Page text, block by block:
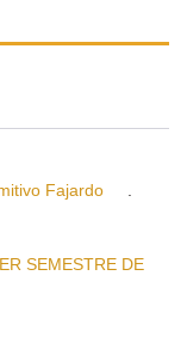
Fajardo
SEMESTRE DE